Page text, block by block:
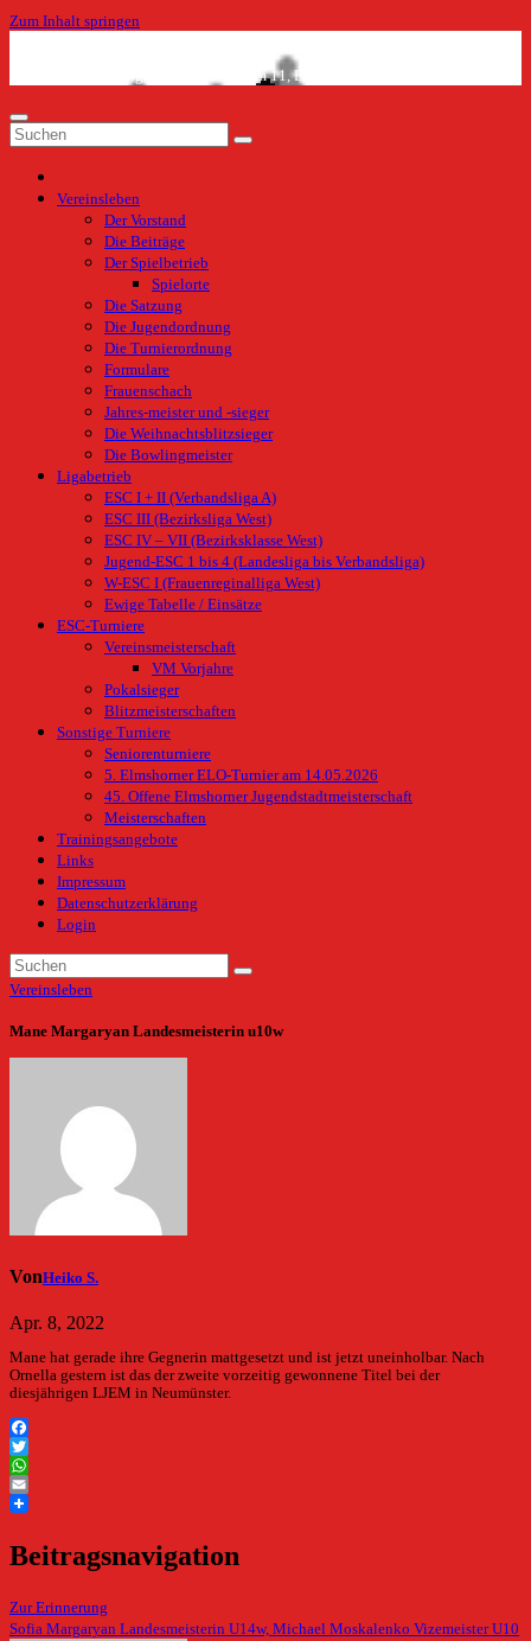
Zum Inhalt springen
Haus der Begegnung, Hainholzer Damm 11, Elmshorn
Vereinsleben
Der Vorstand
Die Beiträge
Der Spielbetrieb
Spielorte
Die Satzung
Die Jugendordnung
Die Turnierordnung
Formulare
Frauenschach
Jahres-meister und -sieger
Die Weihnachtsblitzsieger
Die Bowlingmeister
Ligabetrieb
ESC I + II (Verbandsliga A)
ESC III (Bezirksliga West)
ESC IV – VII (Bezirksklasse West)
Jugend-ESC 1 bis 4 (Landesliga bis Verbandsliga)
W-ESC I (Frauenreginalliga West)
Ewige Tabelle / Einsätze
ESC-Turniere
Vereinsmeisterschaft
VM Vorjahre
Pokalsieger
Blitzmeisterschaften
Sonstige Turniere
Seniorenturniere
5. Elmshorner ELO-Turnier am 14.05.2026
45. Offene Elmshorner Jugendstadtmeisterschaft
Meisterschaften
Trainingsangebote
Links
Impressum
Datenschutzerklärung
Login
Vereinsleben
Mane Margaryan Landesmeisterin u10w
VonHeiko S.
Apr. 8, 2022
Mane hat gerade ihre Gegnerin mattgesetzt und ist jetzt uneinholbar. Nach
Ornella gestern ist das der zweite vorzeitig gewonnene Titel bei der
diesjährigen LJEM in Neumünster.
Facebook
Twitter
WhatsApp
Email
Beitragsnavigation
Zur Erinnerung
Sofia Margaryan Landesmeisterin U14w, Michael Moskalenko Vizemeister U10